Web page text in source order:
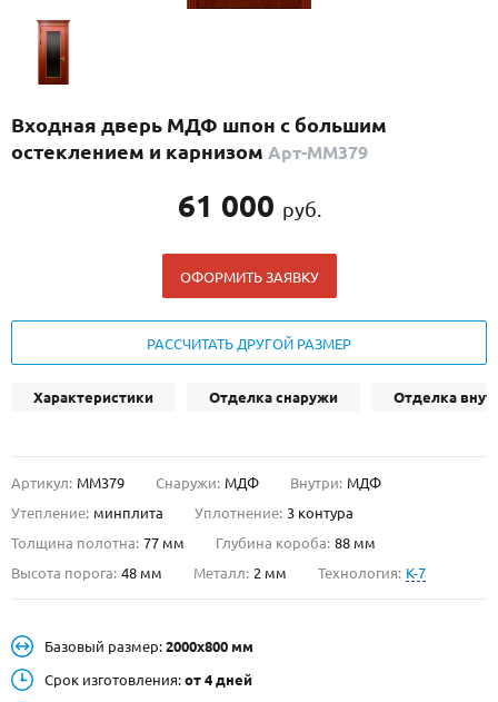
(29)
ПО НАЗНАЧЕНИЮ
ПО КОНСТРУКЦИИ
ДВЕРИ С ТЕРМОРАЗРЫВОМ
ГАЛЕРЕЯ
ОПЛАТА
УСТАНОВКА
О НАС
КОНТАКТЫ
Металлические двери от производителя с доставкой и установкой в
Москве и МО
Входная дверь МДФ шпон с большим
остеклением и карнизом Арт-ММ379
61 000 руб.
ОФОРМИТЬ ЗАЯВКУ
РАССЧИТАТЬ ДРУГОЙ РАЗМЕР
Характеристики Отделка снаружи Отделка
Артикул: ММ379 Снаружи: МДФ Внутри: МДФ
Утепление: минплита Уплотнение: 3 контура
Толщина полотна: 77 мм Глубина короба: 88 мм
Высота порога: 48 мм Металл: 2 мм Технология: K-7
Базовый размер: 2000х800 мм
Срок изготовления: от 4 дней